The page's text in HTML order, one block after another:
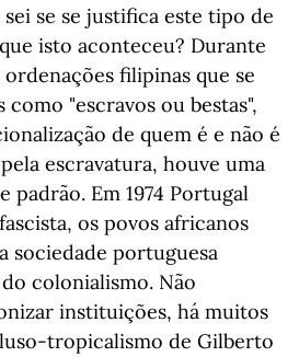
sei se se justifica este tipo de
isto aconteceu? Durante
ordenações filipinas que se
"escravos ou bestas",
de quem é e não é
escravatura, houve uma
padrão. Em 1974 Portugal
os povos africanos
sociedade portuguesa
colonialismo. Não
instituições, há muitos
tropicalismo de Gilberto